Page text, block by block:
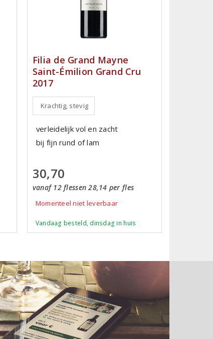
Filia de Grand Mayne
Saint-Émilion Grand Cru
2017
Krachtig, stevig
verleidelijk vol en zacht
bij fijn rund of lam
30,70
vanaf 12 flessen 28,14 per fles
Momenteel niet leverbaar
Vandaag besteld, dinsdag in huis